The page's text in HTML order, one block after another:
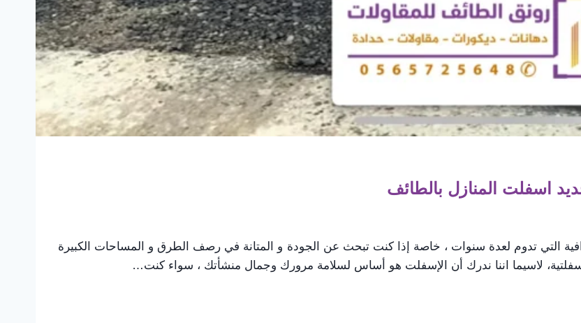
التي تدوم لعدة سنوات ، خاصة إذا كنت تبحث عن الجودة و المتانة في رصف الطرق و المساحات الكبيرة
لاسيما اننا ندرك أن الإسفلت هو أساس لسلامة مرورك وجمال منشأتك ، سواء كنت…